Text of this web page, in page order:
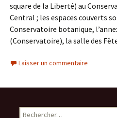
square de la Liberté) au
Central ; les espaces couverts
Conservatoire botanique,
(Conservatoire), la salle des
Laisser un commentaire
Rechercher :